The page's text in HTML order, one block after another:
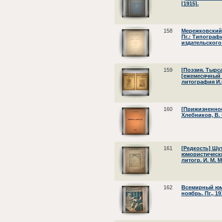
[1915].
158
Пг.:
159
[Поэзия.
литография
160
Хлебников, В.
161
[Редкость]
литогр. И. М.
162
Всемирный
ноябрь. Пг.,